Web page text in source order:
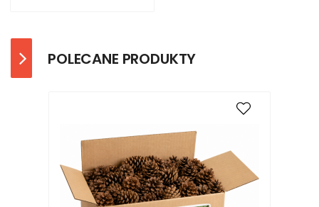
POLECANE PRODUKTY